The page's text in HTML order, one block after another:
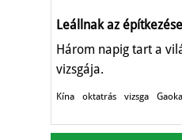
Leállnak az
Három napig tart a
vizsgája.
Kína oktatrás vizsga